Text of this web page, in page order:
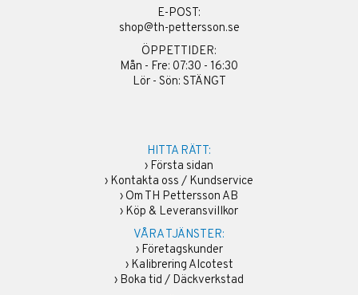
E-POST:
shop@th-pettersson.se
ÖPPETTIDER:
Mån - Fre: 07:30 - 16:30
Lör - Sön: STÄNGT
HITTA RÄTT:
› Första sidan
› Kontakta oss / Kundservice
› Om TH Pettersson AB
› Köp & Leveransvillkor
VÅRA TJÄNSTER:
› Företagskunder
› Kalibrering Alcotest
› Boka tid / Däckverkstad